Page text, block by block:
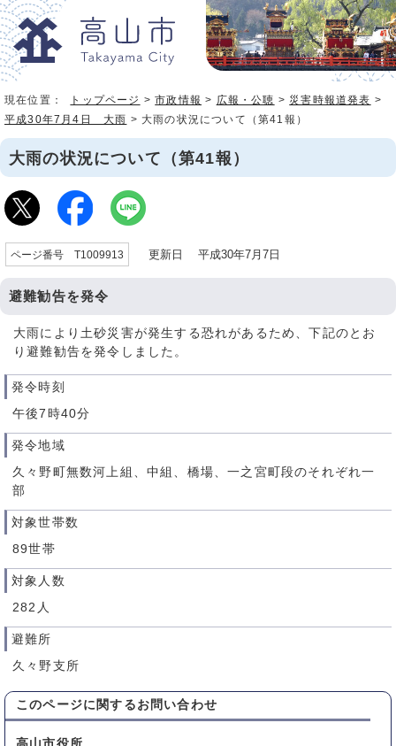
現在位置： トップページ >市政情報 > 広報・公聴 > 災害時報道発表 >
平成30年7月4日 大雨 > 大雨の状況について（第41報）
大雨の状況について（第41報）
ページ番号 T1009913 更新日 平成30年7月7日
避難勧告を発令
大雨により土砂災害が発生する恐れがあるため、下記のとお
り避難勧告を発令しました。
発令時刻
午後7時40分
発令地域
久々野町無数河上組、中組、橋場、一之宮町段のそれぞれ一
部
対象世帯数
89世帯
対象人数
282人
避難所
久々野支所
このページに関する お問い合わせ